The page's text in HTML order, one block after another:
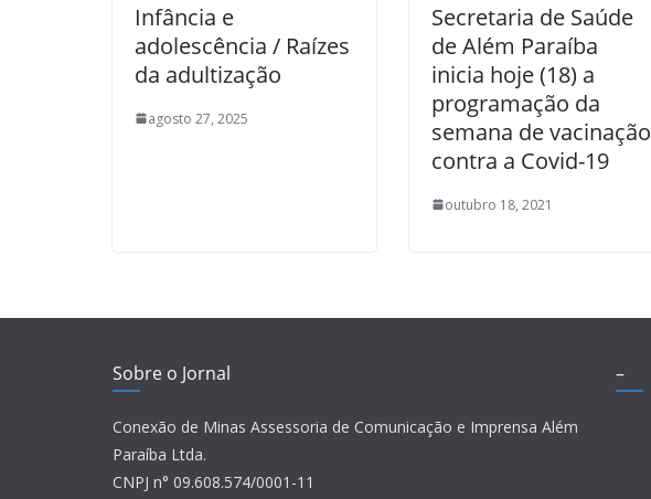
Infância e
adolescência / Raízes
da adultização
agosto 27, 2025
Secretaria de Saúde
de Além Paraíba
inicia hoje (18) a
programação da
semana de vacinação
contra a Covid-19
outubro 18, 2021
Sobre o Jornal
Conexão de Minas Assessoria de Comunicação e Imprensa Além
Paraíba Ltda.
CNPJ n° 09.608.574/0001-11
–